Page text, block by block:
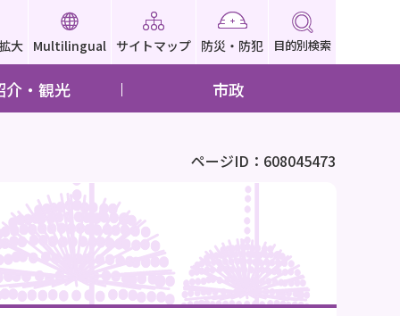
大 Multilingual サイトマップ 防災・防犯 目的別検索
介・観光 市政
ページID：608045473